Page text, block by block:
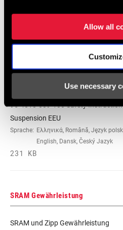
Allow all
Use necessary
Suspension
日本語, 官话, Português,
Nederlands, Italiano, Français,
95-4018-009-100 Safety
Suspension EEU
Sprache: Ελληνικά, Română, Język
English, Dansk, Český Jazyk
231 KB
SRAM Gewährleistung
SRAM und Zipp Gewährleistung